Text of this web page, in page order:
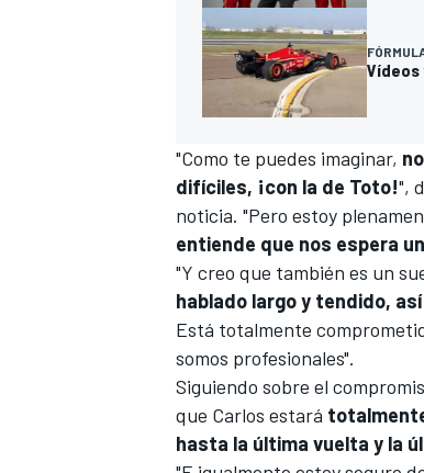
Vídeos
"Como te puedes imaginar,
difíciles, ¡con la de Toto!",
noticia. "Pero estoy
entiende que nos espera
"Y creo que también es un
hablado largo y tendido,
Está totalmente
somos profesionales".
Siguiendo sobre el
que Carlos estará
hasta la última vuelta y la